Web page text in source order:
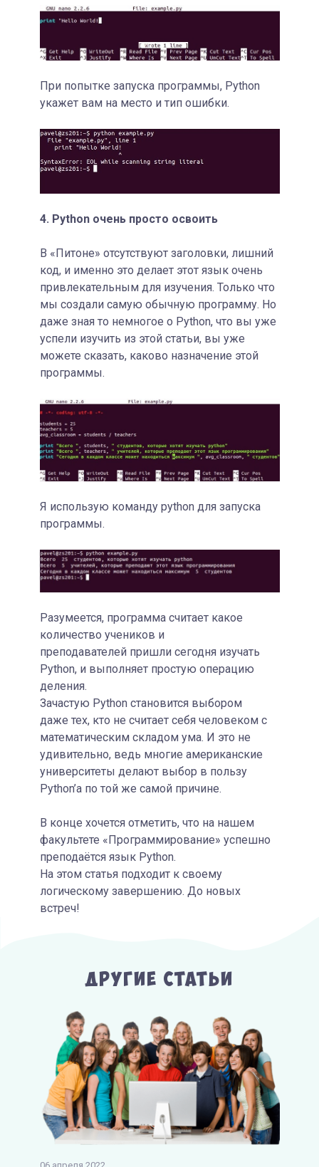
При попытке запуска программы, Python
укажет вам на место и тип ошибки.
4. Python очень просто освоить
В «Питоне» отсутствуют заголовки, лишний
код, и именно это делает этот язык очень
привлекательным для изучения. Только что
мы создали самую обычную программу. Но
даже зная то немногое о Python, что вы уже
успели изучить из этой статьи, вы уже
можете сказать, каково назначение этой
программы.
Я использую команду python для запуска
программы.
Разумеется, программа считает какое
количество учеников и
преподавателей пришли сегодня изучать
Python, и выполняет простую операцию
деления.
Зачастую Python становится выбором
даже тех, кто не считает себя человеком с
математическим складом ума. И это не
удивительно, ведь многие американские
университеты делают выбор в пользу
Python’а по той же самой причине.
В конце хочется отметить, что на нашем
факультете «Программирование» успешно
преподаётся язык Python.
На этом статья подходит к своему
логическому завершению. До новых
встреч!
Другие Статьи